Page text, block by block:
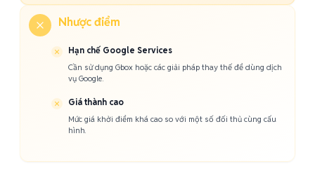
Nhược điểm
Hạn chế Google Services
Cần sử dụng Gbox hoặc các giải pháp thay thế để dùng dịch
vụ Google.
Giá thành cao
Mức giá khởi điểm khá cao so với một số đối thủ cùng cấu
hình.